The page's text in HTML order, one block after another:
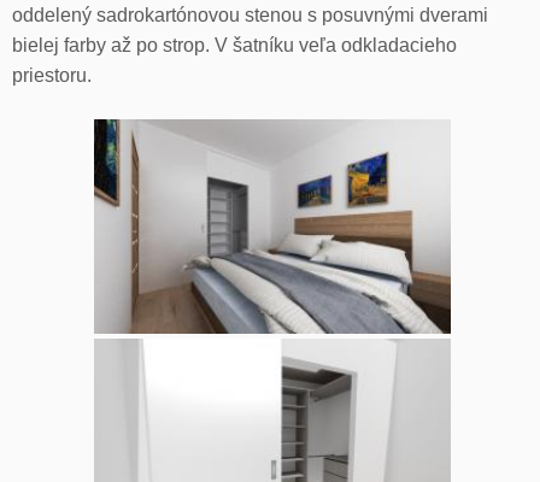
oddelený sadrokartónovou stenou s posuvnými dverami
bielej farby až po strop. V šatníku veľa odkladacieho
priestoru.